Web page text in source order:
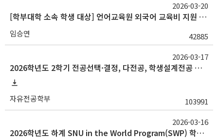
[학부대학 소속 학생 대상] 언어교육원 외국어 교육비 지원 기간 연장 안내(~3/22)
임승연 42885
2026-03-20
2026학년도 2학기 전공선택·결정, 다전공, 학생설계전공 및 심화전공 신청 공고(다전공 신청 일정 수정)
자유전공학부 103991
2026-03-17
2026학년도 하계 SNU in the World Program(SWP) 학생 선발 안내(~3/23(월) 23:59)
2026-03-16